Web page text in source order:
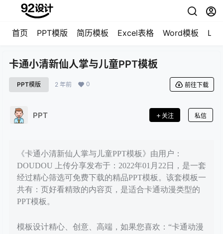
首页 PPT模版 简历模板 Excel表格 Word模板
卡通小清新仙人掌与儿童PPT模板
PPT模版 2 年前 0 前往下载
PPT 关注 私信
《卡通小清新仙人掌与儿童PPT模板》由用户：
DOUDOU 上传分享发布于：2022年01月22日，是一套
经过精心筛选可免费下载的精品PPT模板。该套模板一
共有：页好看精致的内容页，是适合卡通动漫类型的
PPT模板。
模板设计精心、创意、高端，如果您喜欢：“卡通动漫